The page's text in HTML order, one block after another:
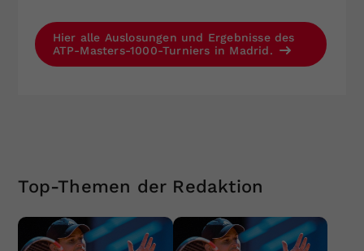
Hier alle Auslosungen und Ergebnisse des
ATP-Masters-1000-Turniers in Madrid.
Top-Themen der Redaktion